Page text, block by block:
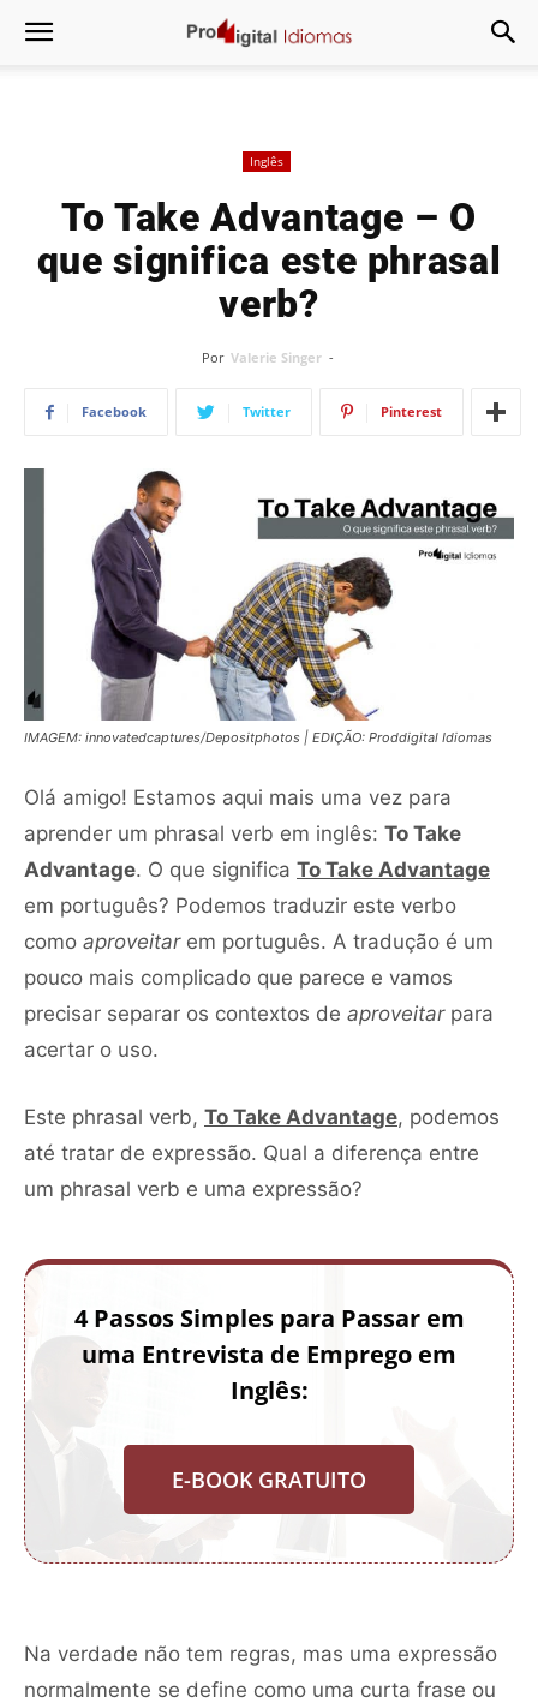
Inglês
To Take Advantage – O
que significa este phrasal
verb?
Por Valerie Singer -
Facebook Twitter Pinterest
IMAGEM: innovatedcaptures/Depositphotos | EDIÇÃO: Proddigital Idiomas
Olá amigo! Estamos aqui mais uma vez para
aprender um phrasal verb em inglês: To Take
Advantage. O que significa To Take Advantage
em português? Podemos traduzir este verbo
como aproveitarem português. A tradução é um
pouco mais complicado que parece e vamos
precisar separar os contextos de aproveitarpara
acertar o uso.
Este phrasal verb, To Take Advantage, podemos
até tratar de expressão. Qual a diferença entre
um phrasal verb e uma expressão?
4 Passos Simples para Passar em
uma Entrevista de Emprego em
Inglês:
E-BOOK GRATUITO
Na verdade não tem regras, mas uma expressão
normalmente se define como uma curta frase ou